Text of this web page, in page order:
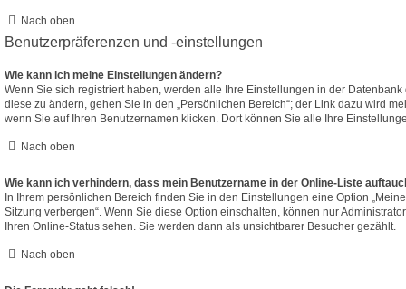
Nach oben
Benutzerpräferenzen und -einstellungen
Wie kann ich meine Einstellungen ändern?
Wenn Sie sich registriert haben, werden alle Ihre Einstellungen in der
diese zu ändern, gehen Sie in den „Persönlichen Bereich“; der Link dazu wird
wenn Sie auf Ihren Benutzernamen klicken. Dort können Sie alle Ihre
Nach oben
Wie kann ich verhindern, dass mein Benutzername in der Online-Liste
In Ihrem persönlichen Bereich finden Sie in den Einstellungen eine Option
Sitzung verbergen“. Wenn Sie diese Option einschalten, können nur
Ihren Online-Status sehen. Sie werden dann als unsichtbarer Besucher gezählt.
Nach oben